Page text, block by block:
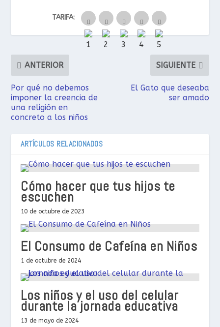
TARIFA:
ANTERIOR
Por qué no debemos
imponer la creencia de
una religión en
concreto a los niños
SIGUIENTE
El Gato que deseaba
ser amado
ARTÍCULOS RELACIONADOS
Cómo hacer que tus hijos te
escuchen
10 de octubre de 2023
El Consumo de Cafeína en Niños
1 de octubre de 2024
Los niños y el uso del celular
durante la jornada educativa
13 de mayo de 2024